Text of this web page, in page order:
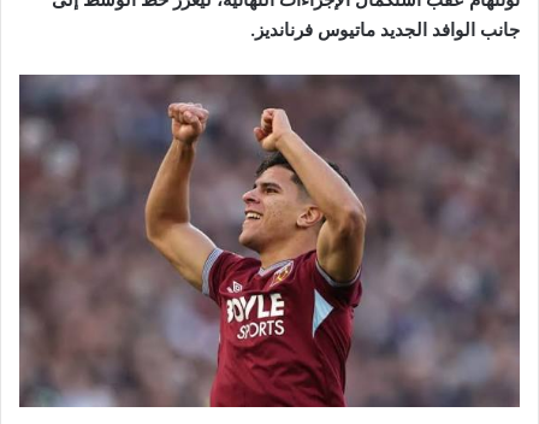
جانب الوافد الجديد ماتيوس فرنانديز.